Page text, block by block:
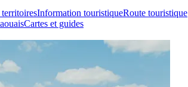
Information touristiqueRoute touristique
Cartes et guides